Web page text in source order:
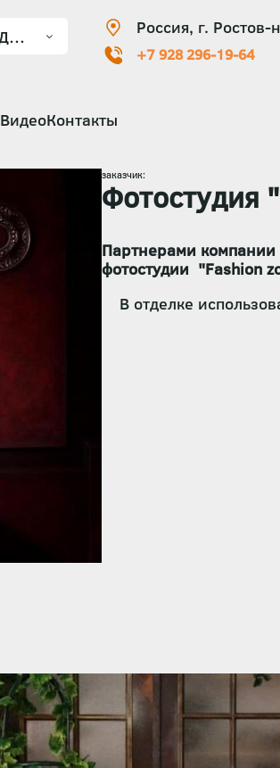
Россия, г.
+7 928 296-19-64
ВидеоКонтакты
заказчик:
Фотостудия
Партнерами
фотостудии "Fashion
В отделке